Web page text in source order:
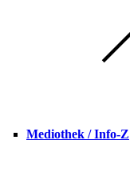
Mediothek / Info-Z